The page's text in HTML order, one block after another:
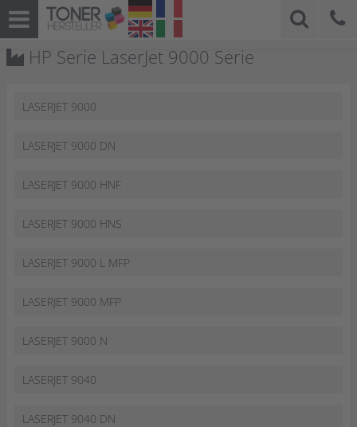
HP Serie LaserJet 9000 Serie
LASERJET 9000
LASERJET 9000 DN
LASERJET 9000 HNF
LASERJET 9000 HNS
LASERJET 9000 L MFP
LASERJET 9000 MFP
LASERJET 9000 N
LASERJET 9040
LASERJET 9040 DN